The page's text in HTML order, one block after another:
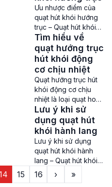
và công nghiệp
Thành Đạt trực tiếp
lắp ráp và phân phối
chính hãng trên thị
trường. Để giúp
khách hàng có thể
nắm được các thông
tin liên quan […]
Ưu nhược điểm của
quạt hút khói hướng
trục – Quạt hút khói
hướng trục đang trở
thành một trong
những lựa chọn của
rất nhiều chủ đầu tư
nhà thầu khi xây
dựng các tòa nhà,
nhà xưởng, trung tâm
thương mại, bệnh
viện,… nhờ có rất
nhiều ưu điểm nổi trội
so với […]
Tìm hiểu về
quạt hướng trục
hút khói động
cơ chịu nhiệt
Quạt hướng trục hút
khói động cơ chịu
nhiệt là loại quạt hoạt
động trong môi
trường có nhiệt độ
cao. Loại quạt này
thường được lắp đặt
trong các hệ thống
phòng cháy chữa
cháy và chống cháy
nổ tại các nhà xưởng,
Lưu ý khi sử
dụng quạt hút
khói hành lang
Lưu ý khi sử dụng
quạt hút khói hành
lang – Quạt hút khói
hành lang hiện đang
là một trong những
15 16 › »